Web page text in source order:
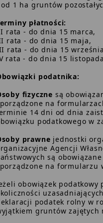
1 ha gruntów
płatności:
I rata - do dnia 15 marca,
rata - do dnia 15 maja,
rata - do dnia 15
rata - do dnia 15
podatnika:
fizyczne są
na
14 dni od dnia
podatkowego w
prawne jednostki
Agencji
są
na formularzu
obowiązek
podatek rolny w
gruntów zajętych